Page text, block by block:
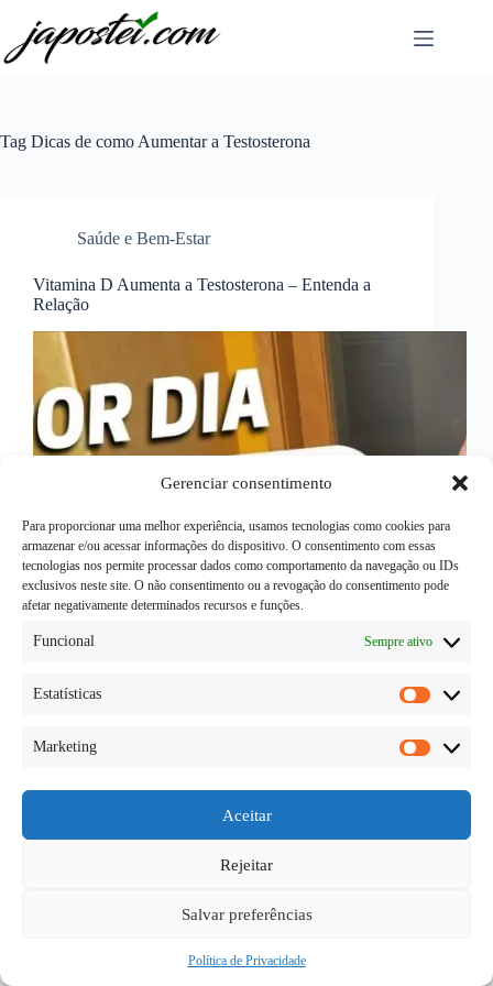
Gerenciar consentimento
Para proporcionar uma melhor experiência, usamos tecnologias como cookies para
armazenar e/ou acessar informações do dispositivo. O consentimento com essas
tecnologias nos permite processar dados como comportamento da navegação ou IDs
exclusivos neste site. O não consentimento ou a revogação do consentimento pode
afetar negativamente determinados recursos e funções.
Funcional Sempre ativo
Estatísticas
Marketing
Aceitar
Rejeitar
Salvar preferências
Política de Privacidade
conteúdo
Tag Dicas de como Aumentar a Testosterona
Saúde e Bem-Estar
Vitamina D Aumenta a Testosterona – Entenda a
Relação
algo principal na vida do ser humano, todos nós
queremos viver bem. E a saúde é algo que vai ditar
Copyright © 2026 - todos os direitos reservados.